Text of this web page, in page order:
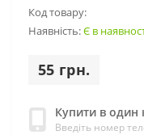
Код товару:
Наявність:Є в
55 грн.
Купити в один
Введіть номер